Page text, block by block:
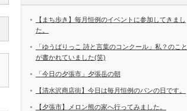
【まち歩き】毎月恒例のイベントに参加してきまし
た。
「ゆうばりっこ 詩と言葉のコンクール」私？のこと
が書かれていました(笑)
「今日の夕張市」夕張岳の朝
【清水沢商店街】今日は毎月恒例のパンの日です。
【夕張市】メロン熊の家へ行ってみました。